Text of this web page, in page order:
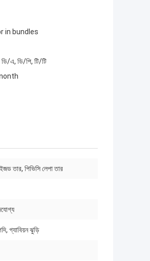
in bundles
এ, ডি/পি, টি/টি
তার, পিভিসি লেপা তার
গ্যাবিয়ন ঝুড়ি